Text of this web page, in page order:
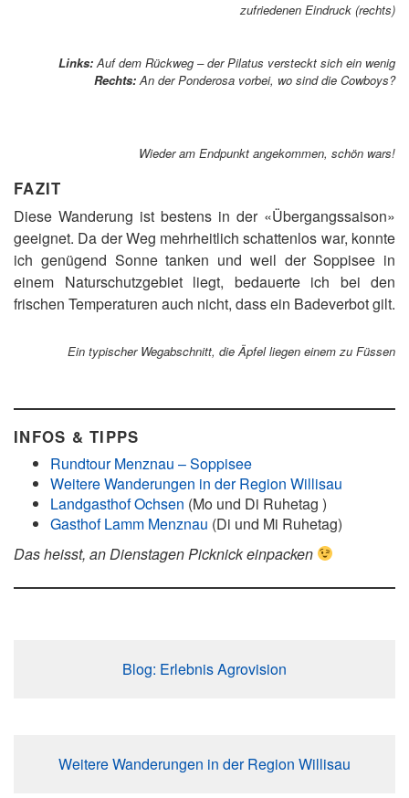
zufriedenen Eindruck (rechts)
Links:Auf dem Rückweg – der Pilatus versteckt sich ein wenig
Rechts:An der Ponderosa vorbei, wo sind die Cowboys?
Wieder am Endpunkt angekommen, schön wars!
FAZIT
Diese Wanderung ist bestens in der «Übergangssaison»
geeignet. Da der Weg mehrheitlich schattenlos war, konnte
ich genügend Sonne tanken und weil der Soppisee in
einem Naturschutzgebiet liegt, bedauerte ich bei den
frischen Temperaturen auch nicht, dass ein Badeverbot gilt.
Ein typischer Wegabschnitt, die Äpfel liegen einem zu Füssen
INFOS & TIPPS
Rundtour Menznau – Soppisee
Weitere Wanderungen in der Region Willisau
Landgasthof Ochsen (Mo und Di Ruhetag )
Gasthof Lamm Menznau (Di und Mi Ruhetag)
Das heisst, an Dienstagen Picknick einpacken
Blog: Erlebnis Agrovision
Weitere Wanderungen in der Region Willisau